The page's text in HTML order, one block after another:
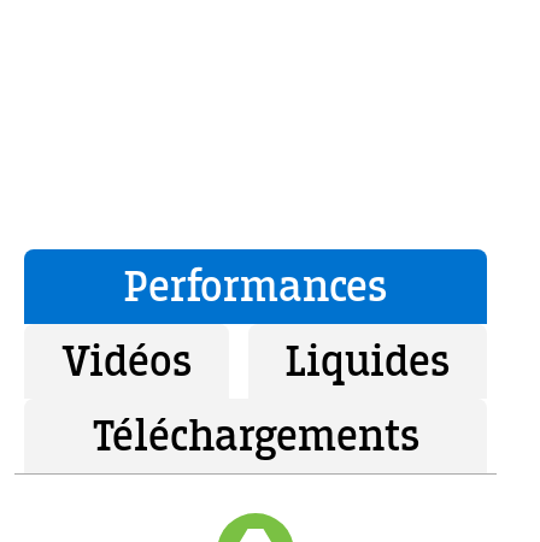
Performances
Vidéos
Liquides
Téléchargements